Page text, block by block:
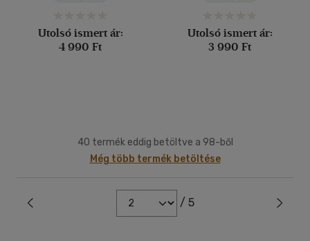
Utolsó ismert ár:
4 990 Ft
Utolsó ismert ár:
3 990 Ft
40 termék eddig betöltve a 98-ből
Még több termék betöltése
/ 5